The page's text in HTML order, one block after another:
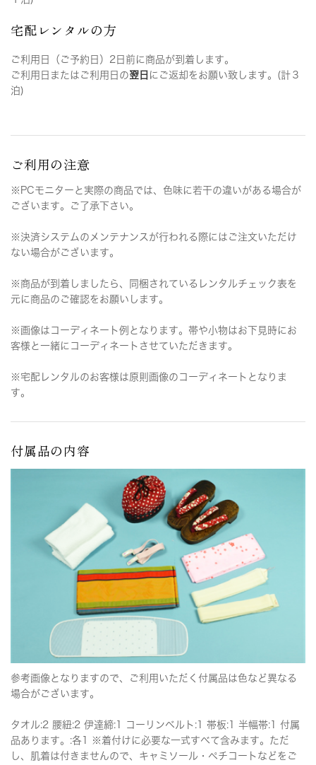
宅配レンタルの方
ご利用日（ご予約日）2日前に商品が到着します。
ご利用日またはご利用日の翌日 にご返却をお願い致します。(計３
泊)
ご利用の注意
※PCモニターと実際の商品では、色味に若干の違いがある場合が
ございます。ご了承下さい。
※決済システムのメンテナンスが行われる際にはご注文いただけ
ない場合がございます。
※商品が到着しましたら、同梱されているレンタルチェック表を
元に商品のご確認をお願いします。
※画像はコーディネート例となります。帯や小物はお下見時にお
客様と一緒にコーディネートさせていただきます。
※宅配レンタルのお客様は原則画像のコーディネートとなりま
す。
付属品の内容
参考画像となりますので、ご利用いただく付属品は色など異なる
場合がございます。
タオル:2 腰紐:2 伊達締:1 コーリンベルト:1 帯板:1 半幅帯:1 付属
品あります。:各1 ※着付けに必要な一式すべて含みます。ただ
し、肌着は付きませんので、キャミソール・ペチコートなどをご